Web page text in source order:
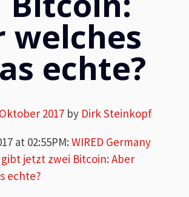
welches
echte?
2017 by Dirk Steinkopf
at 02:55PM:WIRED Germany
gibt jetzt zwei Bitcoin: Aber
echte?